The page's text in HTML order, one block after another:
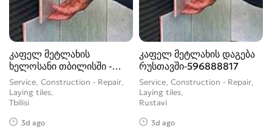
კაფელ მეტლახის
ხელოსანი თბილისში -
596888817
Service, Construction - Repair,
Laying tiles
Tbilisi
3d ago
კაფელ მეტლახის დაგება
რუსთავში-596888817
Service, Construction - Repair,
Laying tiles
Rustavi
3d ago